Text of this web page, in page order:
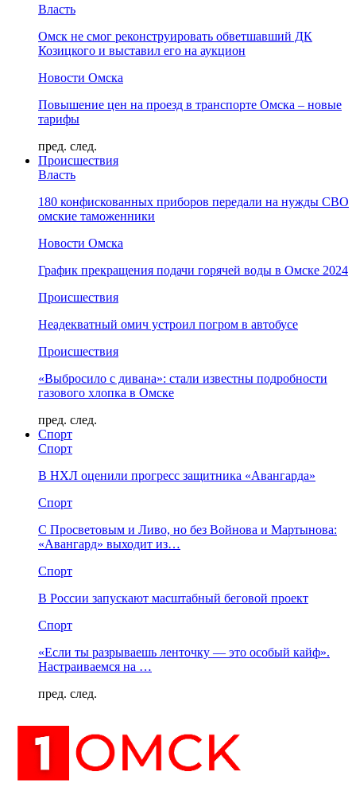
Власть
Омск не смог реконструировать обветшавший ДК
Козицкого и выставил его на аукцион
Новости Омска
Повышение цен на проезд в транспорте Омска – новые
тарифы
пред. след.
Происшествия
Власть
180 конфискованных приборов передали на нужды СВО
омские таможенники
Новости Омска
График прекращения подачи горячей воды в Омске 2024
Происшествия
Неадекватный омич устроил погром в автобусе
Происшествия
«Выбросило с дивана»: стали известны подробности
газового хлопка в Омске
пред. след.
Спорт
Спорт
В НХЛ оценили прогресс защитника «Авангарда»
Спорт
С Просветовым и Ливо, но без Войнова и Мартынова:
«Авангард» выходит из…
Спорт
В России запускают масштабный беговой проект
Спорт
«Если ты разрываешь ленточку — это особый кайф».
Настраиваемся на …
пред. след.